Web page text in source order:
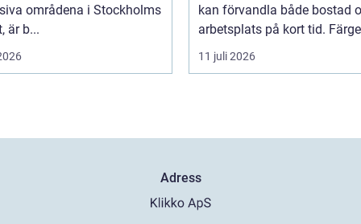
områdena i Stockholms
är b...
kan förvandla både bostad
arbetsplats på kort tid.
11 juli 2026
Adress